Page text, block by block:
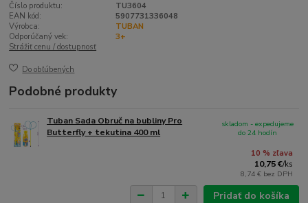
Číslo produktu:
TU3604
EAN kód:
5907731336048
Výrobca:
TUBAN
Odporúčaný vek:
3+
Strážiť cenu / dostupnosť
Do obľúbených
Podobné produkty
Tuban Sada Obruč na bubliny Pro
Butterfly + tekutina 400 ml
10 % zľava
10,75 €/ks
8,74 € bez DPH
skladom - expedujeme
do 24 hodín
Pridať do košíka